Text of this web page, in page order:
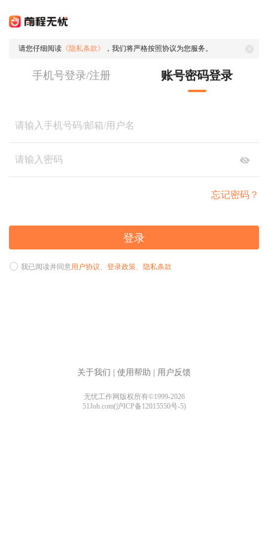
请您仔细阅读 《隐私条款》 ，我们将严格按照协议为您服务。
手机号登录/注册 账号密码登录
忘记密码？
登录
我已阅读并同意用户协议、 登录政策、 隐私条款
关于我们 使用帮助 用户反馈
无忧工作网版权所有©1999-2026
51Job.com(沪ICP备12015550号-5)